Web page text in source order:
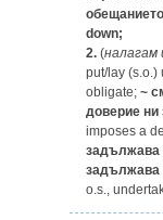
down;
2. (налагам
put/lay (s.o.)
obligate; ~
доверие
imposes a
задължава
задължава
o.s.,